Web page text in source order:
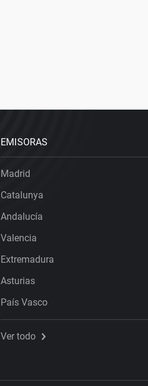
EMISORAS
Madrid
Catalunya
Andalucía
Valencia
Extremadura
Asturias
País Vasco
Ver todo